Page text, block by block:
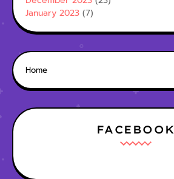
January 2023 (7)
Home
FACEBOOK